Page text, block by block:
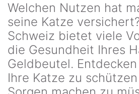
Welchen Nutzen hat
seine Katze
Schweiz bietet viele
die Gesundheit Ihres
Geldbeutel.
Ihre Katze zu